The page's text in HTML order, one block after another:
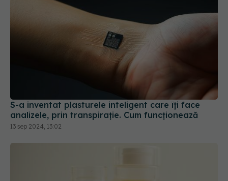
S-a inventat plasturele inteligent care îți face
analizele, prin transpirație. Cum funcționează
13 sep 2024, 13:02